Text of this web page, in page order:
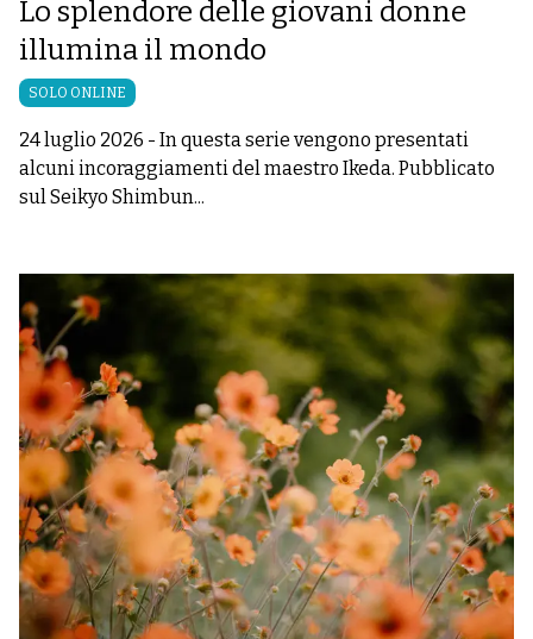
Lo splendore delle giovani donne
illumina il mondo
SOLO ONLINE
24 luglio 2026 - In questa serie vengono presentati
alcuni incoraggiamenti del maestro Ikeda. Pubblicato
sul Seikyo Shimbun...